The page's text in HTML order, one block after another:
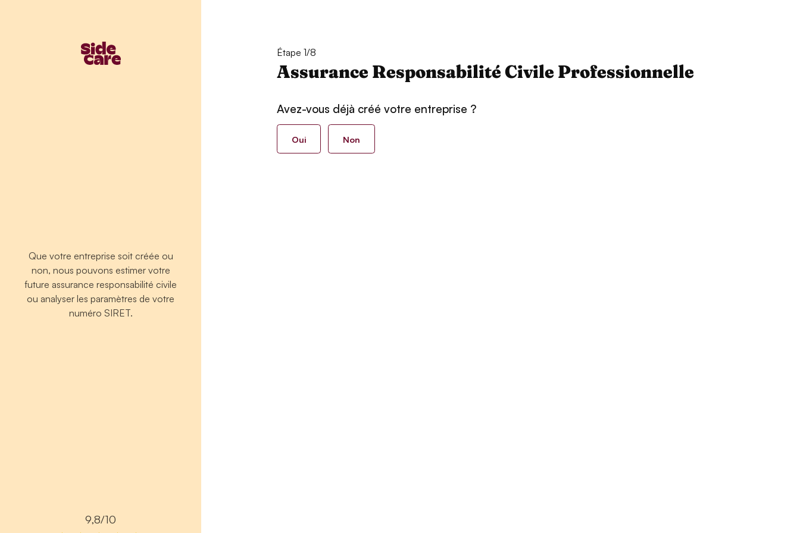
Que votre entreprise soit créée ou
non, nous pouvons estimer votre
future assurance responsabilité civile
ou analyser les paramètres de votre
numéro SIRET.
9,8/10
Étape 1/8
Assurance Responsabilité Civile Professionnelle
Avez-vous déjà créé votre entreprise ?
Oui Non